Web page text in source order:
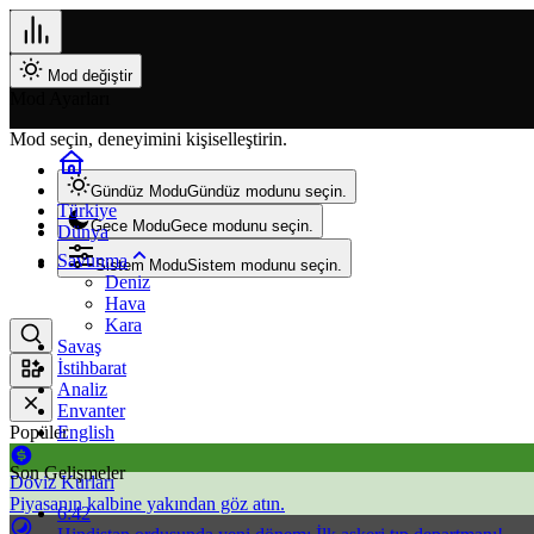
Mod değiştir
Mod seçin, deneyimini kişiselleştirin.
Gündüz ModuGündüz modunu seçin.
Gece ModuGece modunu seçin.
Sistem ModuSistem modunu seçin.
Popüler
Döviz Kurları
Piyasanın kalbine yakından göz atın.
Türkiye
Dünya
Savunma
Deniz
Hava
Kara
Savaş
İstihbarat
Analiz
Envanter
English
Son Gelişmeler
6:42